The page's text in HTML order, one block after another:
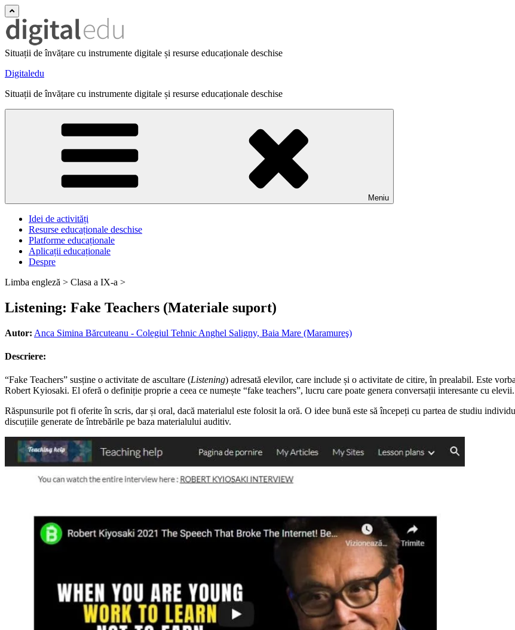
Situații de învățare cu instrumente digitale și resurse educaționale deschise
Digitaledu
Situații de învățare cu instrumente digitale și resurse educaționale deschise
Meniu
Idei de activități
Resurse educaționale deschise
Platforme educaționale
Aplicații educaționale
Despre
Limba engleză > Clasa a IX-a >
Listening: Fake Teachers (Materiale suport)
Autor: Anca Simina Bărcuteanu - Colegiul Tehnic Anghel Saligny, Baia Mare (Maramureş)
Descriere:
“Fake Teachers” susține o activitate de ascultare (Listening) adresată elevilor, care include și o activitate de citire, în prealabil. Este
Robert Kyiosaki. El oferă o definiție proprie a ceea ce numește “fake teachers”, lucru care poate genera conversații interesante cu elevii.
Răspunsurile pot fi oferite în scris, dar și oral, dacă materialul este folosit la oră. O idee bună este să începeți cu partea de studiu
discuțiile generate de întrebările pe baza materialului auditiv.